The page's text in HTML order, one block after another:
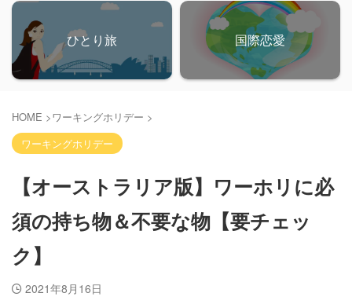
ひとり旅 国際恋愛
HOME >ワーキングホリデー >
ワーキングホリデー
【オーストラリア版】ワーホリに必
須の持ち物＆不要な物【要チェッ
ク】
2021年8月16日